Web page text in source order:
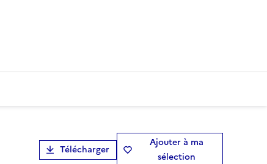
Télécharger
Ajouter à ma
sélection